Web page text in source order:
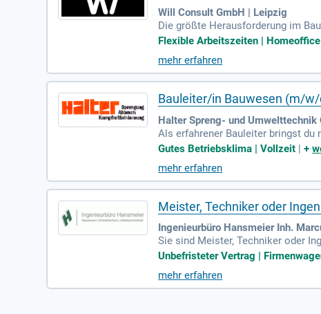
Will Consult GmbH | Leipzig
Die größte Herausforderung im
vereinen sich, um innovative
mine und Qualität, während Sie
Projektbeteiligten, um exzellenten
Flexible Arbeitszeiten |
mehr erfahren
Bauleiter/in Bauwesen (m/
Halter Spreng- und Umwelttechnik
Als erfahrener Bauleiter bringst du
und Teamfähigkeit sorgen für eine
Teil eines stabilen,
e Teamevents stärken den
Gutes Betriebsklima | Vollzeit |+
mehr erfahren
Meister, Techniker oder
Ingenieurbüro Hansmeier Inh.
Sie sind Meister, Techniker oder
erheits- und
ffice-Kenntnisse und ein
ationen, aber Interesse? Bei uns
ven Zusatzleistungen wie einem
Unbefristeter Vertrag |
mehr erfahren